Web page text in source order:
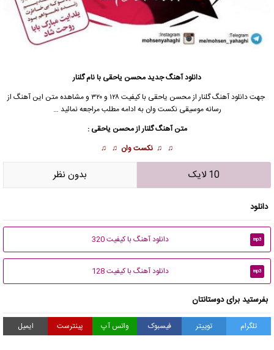
دانلود آهنگ جدیدمحسن یاحقی با نام گلنار
جهت دانلود آهنگ گلنار ازمحسن یاحقی
با کیفیت ۱۲۸ و ۳۲۰ و مشاهده متن این آهنگ از
رسانه موسیقی نکست وان به ادامه مطلب مراجعه نمائید …
متن آهنگ گلنار ازمحسن یاحقی :
♫ ♫ نکست وان ♫ ♫
10 لایک بدون نظر
دانلود
mp3 دانلود آهنگ با کیفیت 320
mp3 دانلود آهنگ با کیفیت 128
بفرستید برای دوستانتان
تلگرام توییتر فیسبوک واتس آپ پینترست ایمیل